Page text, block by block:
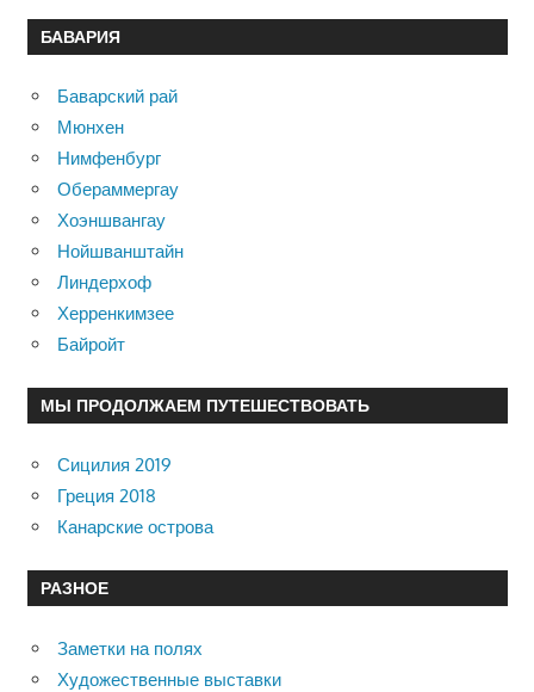
БАВАРИЯ
Баварский рай
Мюнхен
Нимфенбург
Обераммергау
Хоэншвангау
Нойшванштайн
Линдерхоф
Херренкимзее
Байройт
МЫ ПРОДОЛЖАЕМ ПУТЕШЕСТВОВАТЬ
Сицилия 2019
Греция 2018
Канарские острова
РАЗНОЕ
Заметки на полях
Художественные выставки